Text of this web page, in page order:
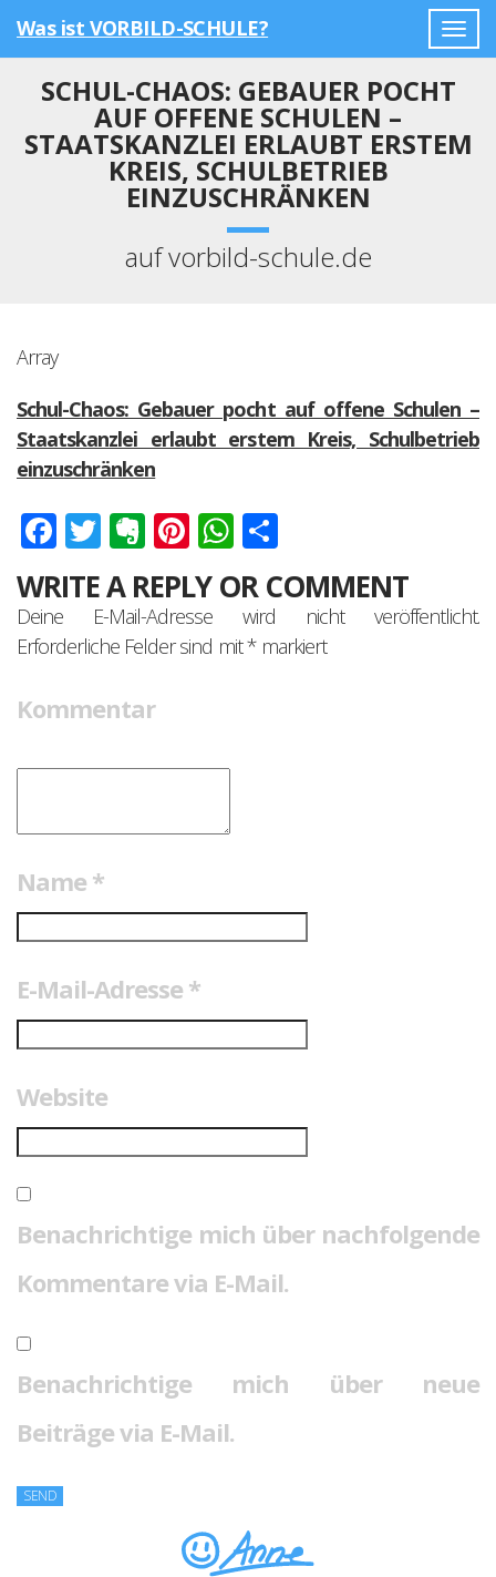
Was ist VORBILD-SCHULE?
SCHUL-CHAOS: GEBAUER POCHT
AUF OFFENE SCHULEN –
STAATSKANZLEI ERLAUBT ERSTEM
KREIS, SCHULBETRIEB
EINZUSCHRÄNKEN
auf vorbild-schule.de
Array
Schul-Chaos: Gebauer pocht auf offene Schulen –
Staatskanzlei erlaubt erstem Kreis, Schulbetrieb
einzuschränken
Facebook
Twitter
Evernote
Pinterest
WhatsApp
WRITE A REPLY OR COMMENT
Deine E-Mail-Adresse wird nicht veröffentlicht.
Erforderliche Felder sind mit*markiert
Kommentar
Name *
E-Mail-Adresse *
Website
Benachrichtige mich über nachfolgende
Kommentare via E-Mail.
Benachrichtige mich über neue
Beiträge via E-Mail.